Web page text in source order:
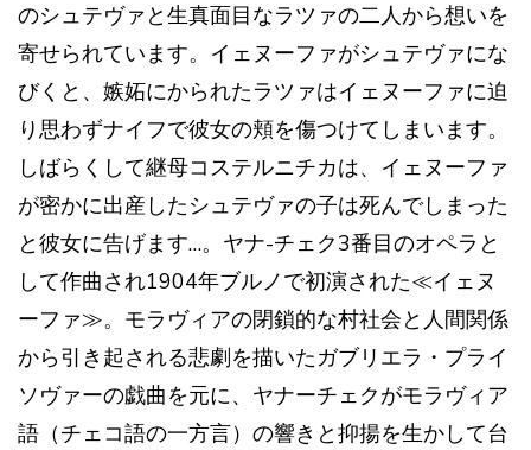
のシュテヴァと生真面目なラツァの二人から想いを
寄せられています。イェヌーファがシュテヴァにな
びくと、嫉妬にかられたラツァはイェヌーファに迫
り思わずナイフで彼女の頬を傷つけてしまいます。
しばらくして継母コステルニチカは、イェヌーファ
が密かに出産したシュテヴァの子は死んでしまった
と彼女に告げます…。ヤナ-チェク3番目のオペラと
して作曲され1904年ブルノで初演された≪イェヌ
ーファ≫。モラヴィアの閉鎖的な村社会と人間関係
から引き起される悲劇を描いたガブリエラ・プライ
ソヴァーの戯曲を元に、ヤナーチェクがモラヴィア
語（チェコ語の一方言）の響きと抑揚を生かして台